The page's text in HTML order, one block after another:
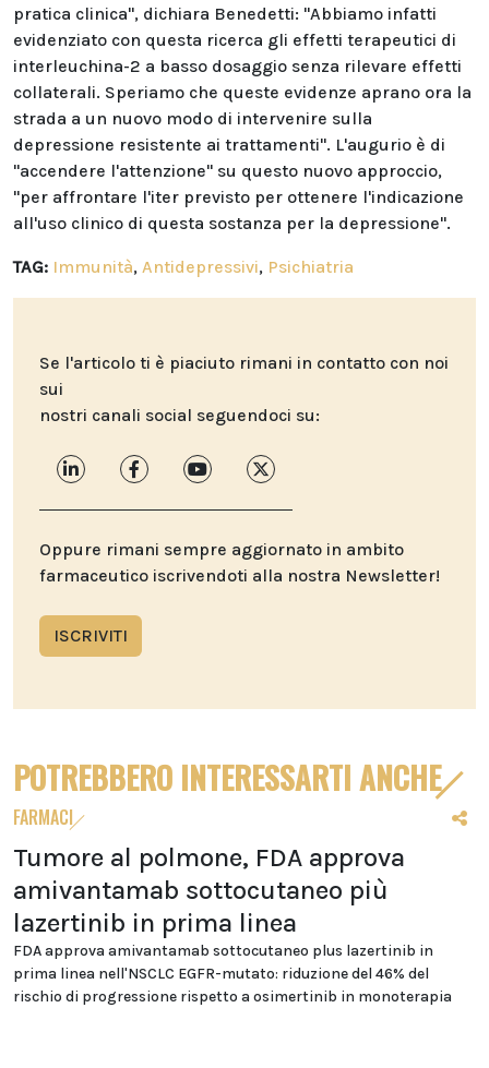
pratica clinica", dichiara Benedetti: "Abbiamo infatti
evidenziato con questa ricerca gli effetti terapeutici di
interleuchina-2 a basso dosaggio senza rilevare effetti
collaterali. Speriamo che queste evidenze aprano ora la
strada a un nuovo modo di intervenire sulla
depressione resistente ai trattamenti". L'augurio è di
"accendere l'attenzione" su questo nuovo approccio,
"per affrontare l'iter previsto per ottenere l'indicazione
all'uso clinico di questa sostanza per la depressione".
TAG: Immunità, Antidepressivi, Psichiatria
Se l'articolo ti è piaciuto rimani in contatto con noi
sui
nostri canali social seguendoci su:
Oppure rimani sempre aggiornato in ambito
farmaceutico iscrivendoti alla nostra Newsletter!
ISCRIVITI
POTREBBERO INTERESSARTI ANCHE
FARMACI
Tumore al polmone, FDA approva
amivantamab sottocutaneo più
lazertinib in prima linea
FDA approva amivantamab sottocutaneo plus lazertinib in
prima linea nell'NSCLC EGFR-mutato: riduzione del 46% del
rischio di progressione rispetto a osimertinib in monoterapia